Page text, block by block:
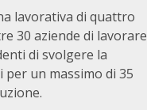
lavorativa di quattro
30 aziende di lavorare
di svolgere la
un massimo di 35